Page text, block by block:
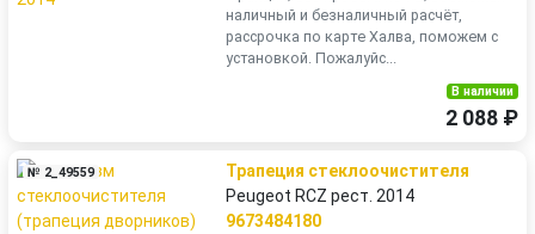
наличный и безналичный расчёт,
рассрочка по карте Халва, поможем с
установкой. Пожалуйс...
В наличии
2 088 ₽
№ 2_49559
Трапеция стеклоочистителя
Peugeot RCZ рест. 2014
9673484180